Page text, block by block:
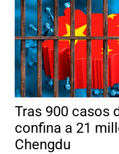
Tras 900 casos
confina a 21
Chengdu